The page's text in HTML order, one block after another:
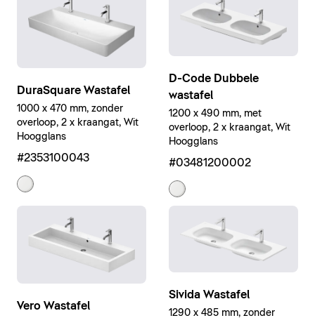
DuraSquare Wastafel
1000 x 470 mm, zonder
overloop, 2 x kraangat, Wit
Hoogglans
#2353100043
D-Code Dubbele
wastafel
1200 x 490 mm, met
overloop, 2 x kraangat, Wit
Hoogglans
#03481200002
Vero Wastafel
Sivida Wastafel
1290 x 485 mm, zonder